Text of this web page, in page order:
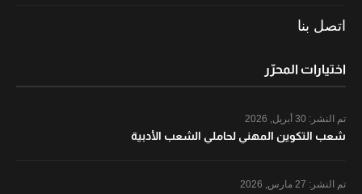
اتصل بنا
اختيارات المحرّر
تم النشر:
شعب التكوين المهني لحاملي الشعب الأدبية
تم النشر: